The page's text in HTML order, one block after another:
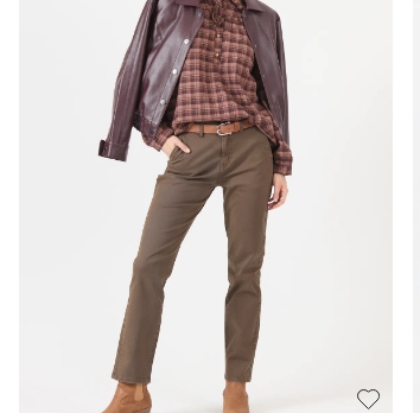
naranjo
café
beige
verde
azul
magenta